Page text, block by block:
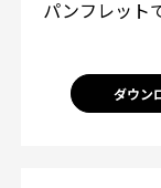
パンフレット
ダウン